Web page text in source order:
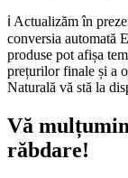
ℹ️ Actualizăm în
conversia automată
produse pot afișa
prețurilor finale și a
Naturală vă stă la
Vă
răbdare!